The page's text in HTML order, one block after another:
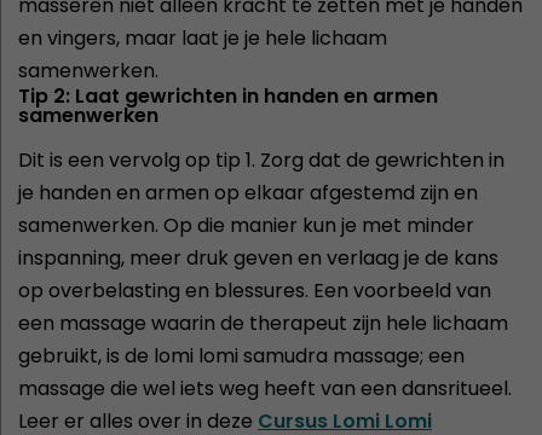
en vingers, maar laat je je hele lichaam
samenwerken.
Tip 2: Laat gewrichten in handen en armen
samenwerken
Dit is een vervolg op tip 1. Zorg dat de gewrichten in
je handen en armen op elkaar afgestemd zijn en
samenwerken. Op die manier kun je met minder
inspanning, meer druk geven en verlaag je de kans
op overbelasting en blessures. Een voorbeeld van
een massage waarin de therapeut zijn hele lichaam
gebruikt, is de lomi lomi samudra massage; een
massage die wel iets weg heeft van een dansritueel.
Leer er alles over in deze Cursus Lomi Lomi